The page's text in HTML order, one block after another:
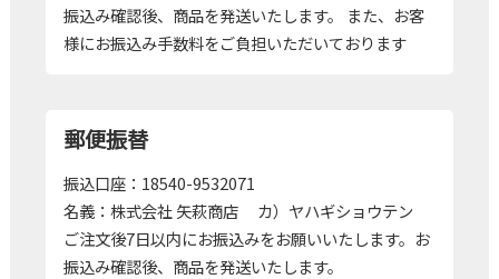
振込み確認後、商品を発送いたします。 また、お客
様にお振込み手数料をご負担いただいております
郵便振替
振込口座：18540-9532071
名義：株式会社 矢萩商店 カ）ヤハギショウテン
ご注文後7日以内にお振込みをお願いいたします。お
振込み確認後、商品を発送いたします。